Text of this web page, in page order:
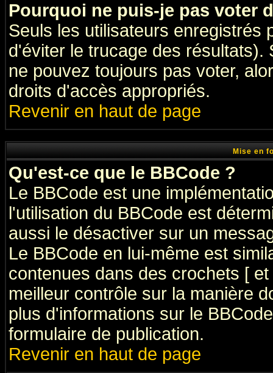
Pourquoi ne puis-je pas voter
Seuls les utilisateurs enregistrés
d'éviter le trucage des
ne pouvez toujours pas voter,
droits d'accès appropriés.
Revenir en haut de page
Mise en
Qu'est-ce que le BBCode ?
Le BBCode est une
l'utilisation du BBCode est
aussi le désactiver sur un
Le BBCode en lui-même est
contenues dans des crochets [
meilleur contrôle sur la manière
plus d'informations sur le
formulaire de publication.
Revenir en haut de page